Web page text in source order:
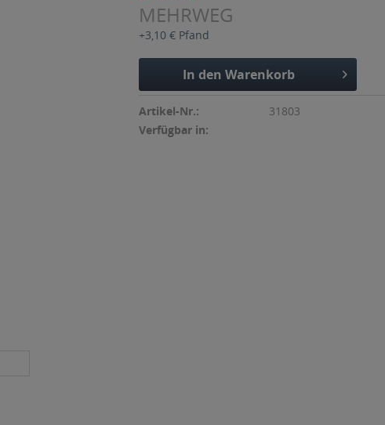
MEHRWEG
+3,10 € Pfand
In den Warenkorb
Artikel-Nr.:
31803
Verfügbar in: